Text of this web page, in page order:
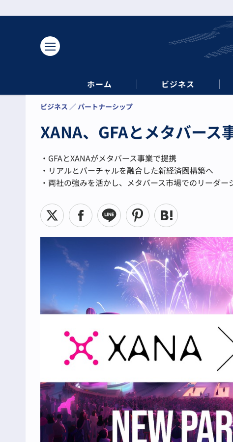
ホーム ビジネス
XANA、GFAとメタバース
・GFAとXANAがメタバース事業で提携
・リアルとバーチャルを融合した新経済圏構築へ
・両社の強みを活かし、メタバース市場でのリーダー
ビジネス パートナーシップ